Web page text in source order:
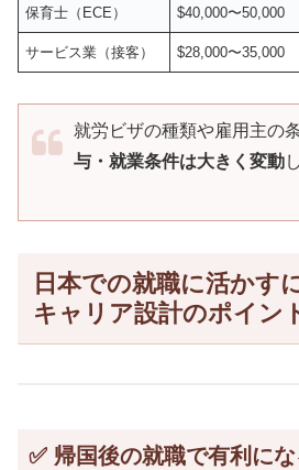
保育士（ECE） $40,000〜50,000
サービス業（接客） $28,000〜35,000
就労ビザの種類や雇用主の
与・就業条件は大きく変動
日本での就職に活かす
キャリア設計のポイン
✅ 帰国後の就職で有利に